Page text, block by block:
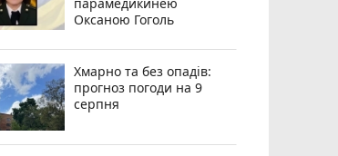
Оксаною Гоголь
Хмарно та без опадів:
прогноз погоди на 9
серпня